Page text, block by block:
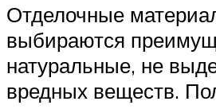
Отделочные
выбираются
натуральные, не
вредных веществ.